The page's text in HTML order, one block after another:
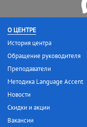
О ЦЕНТРЕ
История центра
Обращение руководителя
Преподаватели
Методика Language Accent
Новости
Скидки и акции
Вакансии